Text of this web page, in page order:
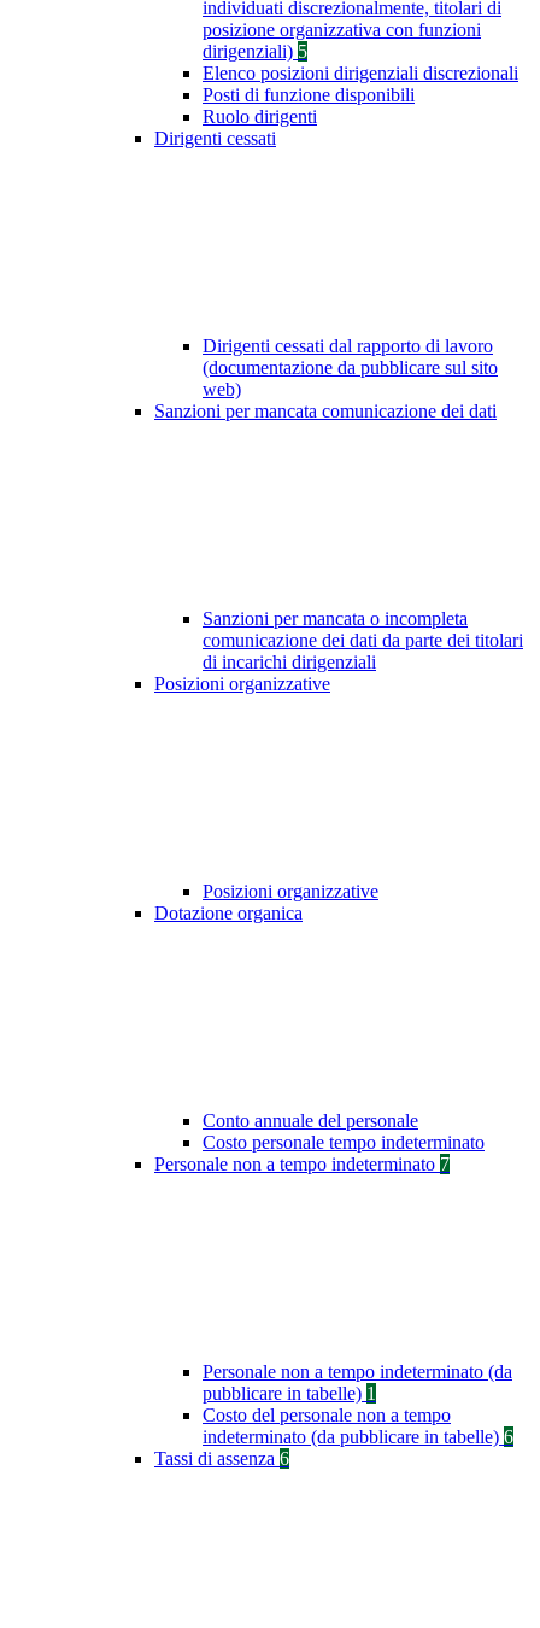
individuati discrezionalmente, titolari di
posizione organizzativa con funzioni
dirigenziali) 5
Elenco posizioni dirigenziali discrezionali
Posti di funzione disponibili
Ruolo dirigenti
Dirigenti cessati
Dirigenti cessati dal rapporto di lavoro
(documentazione da pubblicare sul sito
web)
Sanzioni per mancata comunicazione dei dati
Sanzioni per mancata o incompleta
comunicazione dei dati da parte dei titolari
di incarichi dirigenziali
Posizioni organizzative
Posizioni organizzative
Dotazione organica
Conto annuale del personale
Costo personale tempo indeterminato
Personale non a tempo indeterminato 7
Personale non a tempo indeterminato (da
pubblicare in tabelle) 1
Costo del personale non a tempo
indeterminato (da pubblicare in tabelle) 6
Tassi di assenza 6